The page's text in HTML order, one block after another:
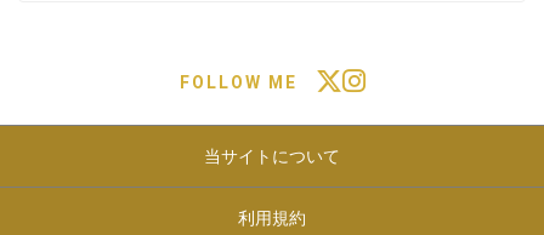
FOLLOW ME
当サイトについて
利用規約